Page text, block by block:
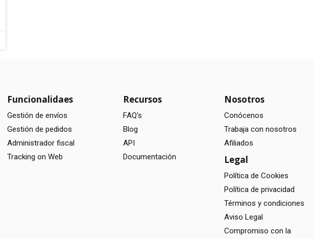
Funcionalidaes
Gestión de envíos
Gestión de pedidos
Administrador fiscal
Tracking on Web
Recursos
FAQ's
Blog
API
Documentación
Nosotros
Conócenos
Trabaja con nosotros
Afiliados
Legal
Política de Cookies
Política de privacidad
Términos y condiciones
Aviso Legal
Compromiso con la